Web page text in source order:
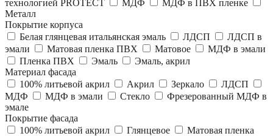
технологией PROTECT МДФ
МДФ в ПВХ пленке
Металл
Покрытие корпуса
Белая глянцевая итальянская эмаль
ЛДСП
ЛДСП в
эмали
Матовая пленка ПВХ Матовое
МДФ в эмали
Пленка ПВХ
Эмаль
Эмаль, акрил
Материал фасада
100% литьевой акрил
Акрил Зеркало
ЛДСП
МДФ
МДФ в эмали Стекло
Фрезерованный МДФ в
эмале
Покрытие фасада
100% литьевой акрил
Глянцевое
Матовая пленка